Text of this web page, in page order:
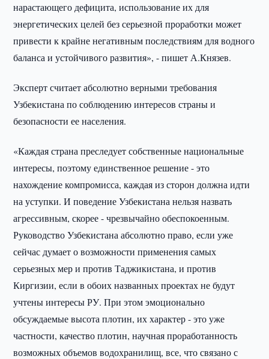
нарастающего дефицита, использование их для
энергетических целей без серьезной проработки может
привести к крайне негативным последствиям для водного
баланса и устойчивого развития», - пишет А.Князев.
Эксперт считает абсолютно верными требования
Узбекистана по соблюдению интересов страны и
безопасности ее населения.
«Каждая страна преследует собственные национальные
интересы, поэтому единственное решение - это
нахождение компромисса, каждая из сторон должна идти
на уступки. И поведение Узбекистана нельзя назвать
агрессивным, скорее - чрезвычайно обеспокоенным.
Руководство Узбекистана абсолютно право, если уже
сейчас думает о возможности применения самых
серьезных мер и против Таджикистана, и против
Киргизии, если в обоих названных проектах не будут
учтены интересы РУ. При этом эмоционально
обсуждаемые высота плотин, их характер - это уже
частности, качество плотин, научная проработанность
возможных объемов водохранилищ, все, что связано с